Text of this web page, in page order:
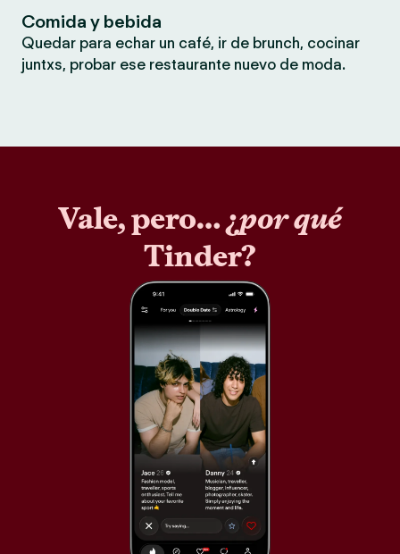
Comida y bebida
Quedar para echar un café, ir de brunch, cocinar
juntxs, probar ese restaurante nuevo de moda.
Vale, pero… ¿por qué
Tinder?